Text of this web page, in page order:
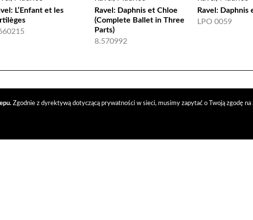
Zgodnie z dyrektywą dotyczącą prywatności w sieci, musimy zapytać o Twoją zgodę
L’Enfant et les
Ravel: Daphnis et Chloe
(Complete Ballet in Three
Parts)
8.570992
Ravel: Daphnis
LPO 0059